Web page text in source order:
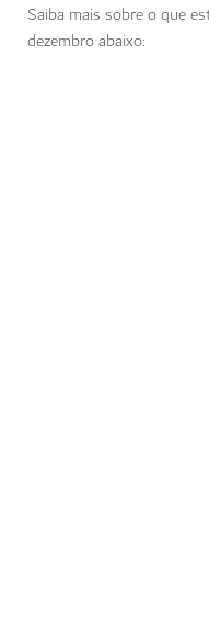
Saiba mais sobre o que
dezembro abaixo: